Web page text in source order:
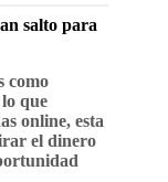
salto para
como
que
online, esta
el dinero